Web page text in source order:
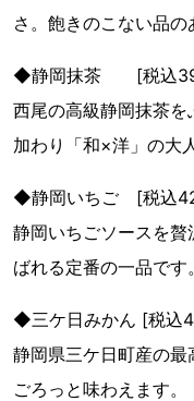
さ。飽きのこない品の
◆静岡抹茶 [税込
西尾の高級静岡抹茶
加わり「和×洋」の大
◆静岡いちご [税込
静岡いちごソースを
ばれる定番の一品です。
◆三ケ日みかん [税込
静岡県三ケ日町産の
ごろっと味わえます。